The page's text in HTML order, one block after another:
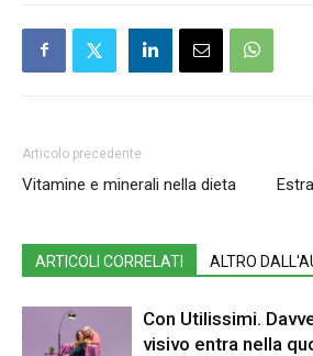
Articolo precedente
Vitamine e minerali nella dieta
ARTICOLI CORRELATI ALTRO
Con Utilissimi.
visivo entra nella